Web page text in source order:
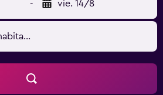
- vie. 14/8